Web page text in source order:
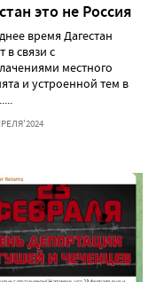
это не Россия
время Дагестан
в связи с
местного
и устроенной тем в